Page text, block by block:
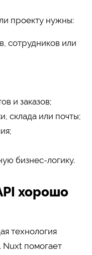
проекту нужны:
сотрудников или
и заказов;
склада или почты;
бизнес-логику.
хорошо
технология
Nuxt помогает